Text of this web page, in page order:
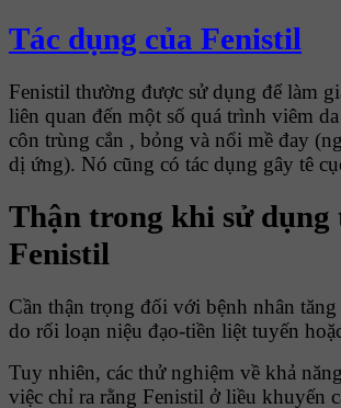
Tác dụng của Fenistil
Fenistil thường được sử dụng để làm
liên quan đến một số quá trình viêm
côn trùng cắn , bỏng và nổi mề đay
dị ứng). Nó cũng có tác dụng gây tê
Thận trong khi sử dụng
Fenistil
Cần thận trọng đối với bệnh nhân
do rối loạn niệu đạo-tiền liệt tuyến
Tuy nhiên, các thử nghiệm về khả
việc chỉ ra rằng Fenistil ở liều khuyến